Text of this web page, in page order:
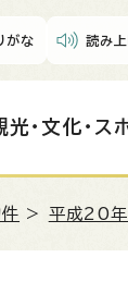
がな 読み
光・文化・ス
> 平成20